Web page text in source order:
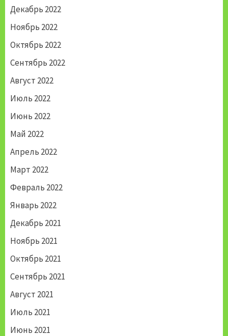
Декабрь 2022
Ноябрь 2022
Октябрь 2022
Сентябрь 2022
Август 2022
Июль 2022
Июнь 2022
Май 2022
Апрель 2022
Март 2022
Февраль 2022
Январь 2022
Декабрь 2021
Ноябрь 2021
Октябрь 2021
Сентябрь 2021
Август 2021
Июль 2021
Июнь 2021